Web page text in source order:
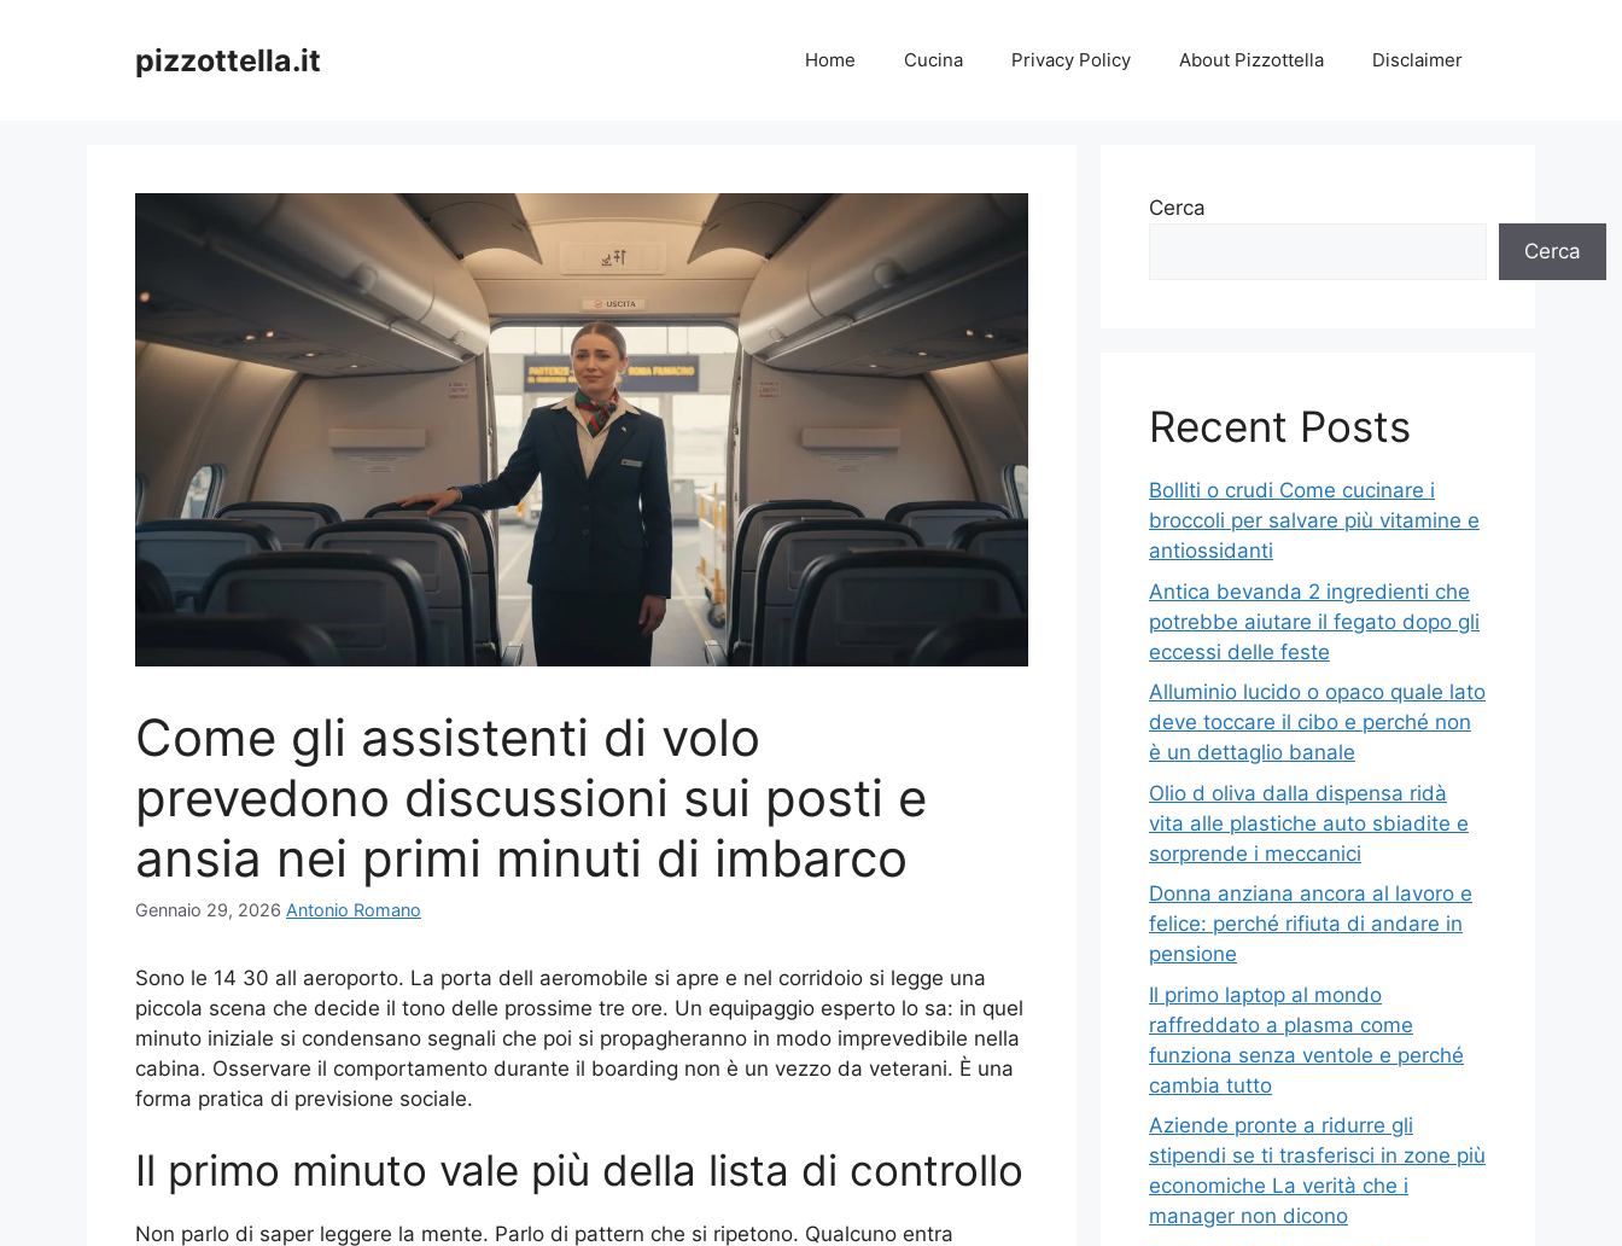
pizzottella.it Home Cucina Privacy Policy About Pizzottella Disclaimer
Come gli assistenti di volo
prevedono discussioni sui posti e
ansia nei primi minuti di imbarco
Gennaio 29, 2026 Antonio Romano
Sono le 14 30 all aeroporto. La porta dell aeromobile si apre e nel corridoio si legge una
piccola scena che decide il tono delle prossime tre ore. Un equipaggio esperto lo sa: in quel
minuto iniziale si condensano segnali che poi si propagheranno in modo imprevedibile nella
cabina. Osservare il comportamento durante il boarding non è un vezzo da veterani. È una
forma pratica di previsione sociale.
Il primo minuto vale più della lista di controllo
Non parlo di saper leggere la mente. Parlo di pattern che si ripetono. Qualcuno entra
Cerca
Cerca
Recent Posts
Bolliti o crudi Come cucinare i
broccoli per salvare più vitamine e
antiossidanti
Antica bevanda 2 ingredienti che
potrebbe aiutare il fegato dopo gli
eccessi delle feste
Alluminio lucido o opaco quale lato
deve toccare il cibo e perché non
è un dettaglio banale
Olio d oliva dalla dispensa ridà
vita alle plastiche auto sbiadite e
sorprende i meccanici
Donna anziana ancora al lavoro e
felice: perché rifiuta di andare in
pensione
Il primo laptop al mondo
raffreddato a plasma come
funziona senza ventole e perché
cambia tutto
Aziende pronte a ridurre gli
stipendi se ti trasferisci in zone più
economiche La verità che i
manager non dicono